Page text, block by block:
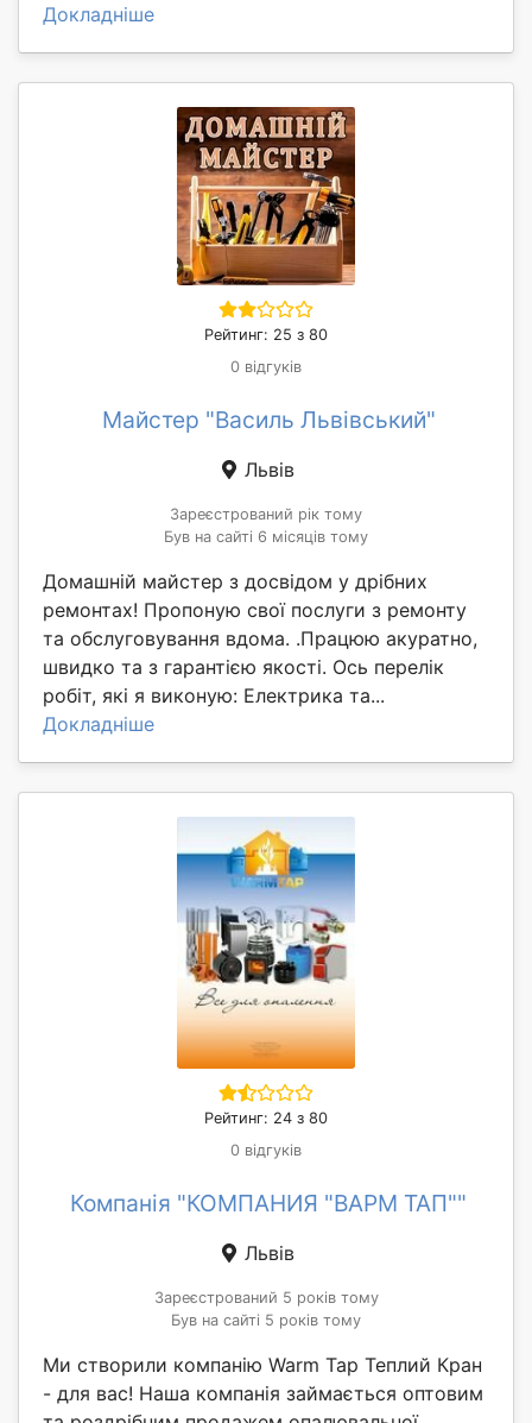
Докладніше
Рейтинг: 25 з 80
0 відгуків
Майстер "Василь Львівський"
Львів
Зареєстрований рік тому
Був на сайті 6 місяців тому
Домашній майстер з досвідом у дрібних
ремонтах! Пропоную свої послуги з ремонту
та обслуговування вдома. .Працюю акуратно,
швидко та з гарантією якості. Ось перелік
робіт, які я виконую: Електрика та...
Докладніше
Рейтинг: 24 з 80
0 відгуків
Компанія "КОМПАНИЯ "ВАРМ ТАП""
Львів
Зареєстрований 5 років тому
Був на сайті 5 років тому
Ми створили компанію Warm Tap Теплий Кран
- для вас! Наша компанія займається оптовим